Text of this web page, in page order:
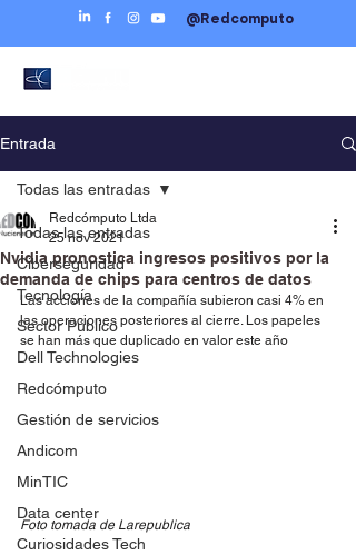
@Redcomputo
Entrada
Todas las entradas
Ciberseguridad
Tecnología
Sector Público
Dell Technologies
Redcómputo
Gestión de servicios
Andicom
MinTIC
Data center
Curiosidades Tech
Todas las entradas
Nvidia pronostica ingresos positivos por la
demanda de chips para centros de datos
Redcómputo Ltda
25 nov 2021
Las acciones de la compañía subieron casi 4% en
las operaciones posteriores al cierre. Los papeles
se han más que duplicado en valor este año
Foto tomada de Larepublica